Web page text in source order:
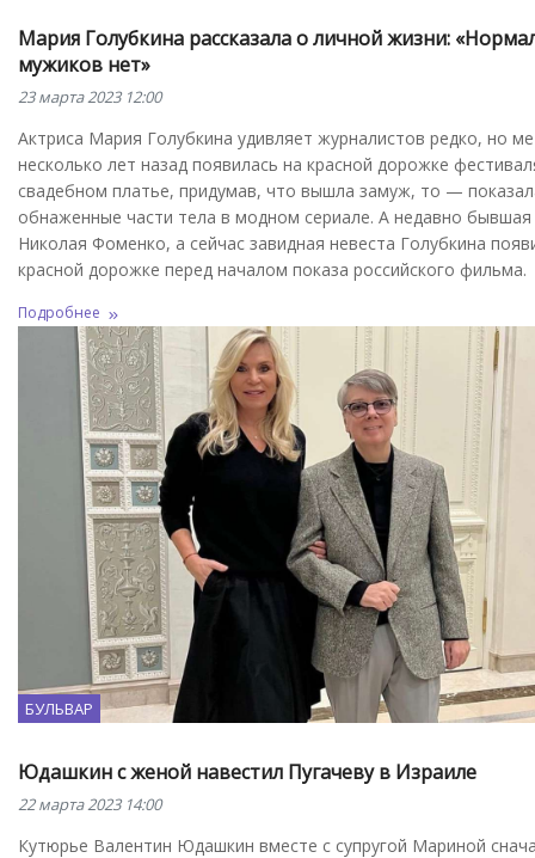
Мария Голубкина рассказала о личной жизни:
мужиков нет»
23 марта 2023 12:00
Актриса Мария Голубкина удивляет журналистов редко, но
несколько лет назад появилась на красной дорожке
свадебном платье, придумав, что вышла замуж, то —
обнаженные части тела в модном сериале. А недавно
Николая Фоменко, а сейчас завидная невеста Голубкина
красной дорожке перед началом показа российского фильма.
Подробнее
БУЛЬВАР
Юдашкин с женой навестил Пугачеву в Израиле
22 марта 2023 14:00
Кутюрье Валентин Юдашкин вместе с супругой Мариной